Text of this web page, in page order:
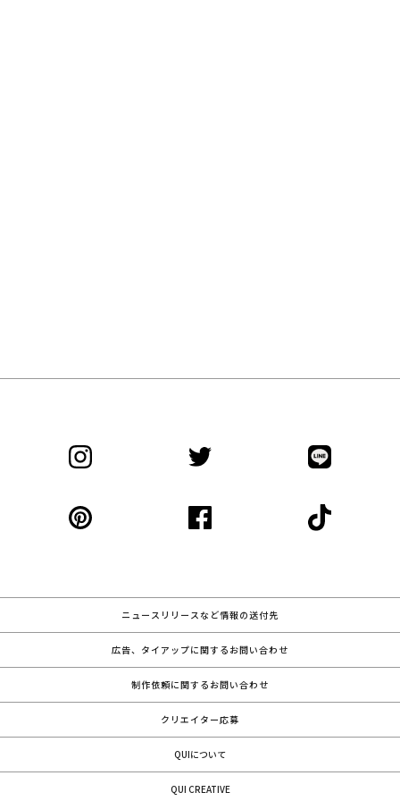
ニュースリリースなど情報の送付先
広告、タイアップに関するお問い合わせ
制作依頼に関するお問い合わせ
クリエイター応募
QUIについて
QUI CREATIVE